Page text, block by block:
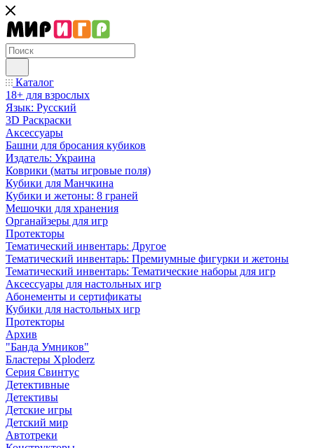
Каталог
18+ для взрослых
Язык: Русский
3D Раскраски
Аксессуары
Башни для бросания кубиков
Издатель: Украина
Коврики (маты игровые поля)
Кубики для Манчкина
Кубики и жетоны: 8 граней
Мешочки для хранения
Органайзеры для игр
Протекторы
Тематический инвентарь: Другое
Тематический инвентарь: Премиумные фигурки и жетоны
Тематический инвентарь: Тематические наборы для игр
Аксессуары для настольных игр
Абонементы и сертификаты
Кубики для настольных игр
Протекторы
Архив
"Банда Умников"
Бластеры Xploderz
Cерия Свинтус
Детективные
Детективы
Детские игры
Детский мир
Автотреки